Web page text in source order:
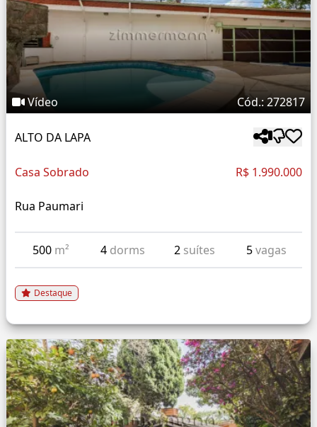
Vídeo Cód.: 272817
ALTO DA LAPA
Casa Sobrado R$ 1.990.000
Rua Paumari
500 m² 4 dorms 2 suítes 5vagas
Destaque